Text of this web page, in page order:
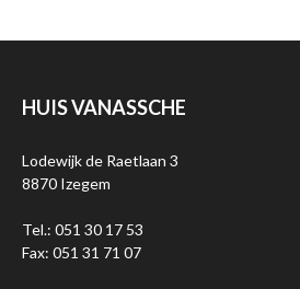
HUIS VANASSCHE
Lodewijk de Raetlaan 3
8870 Izegem
Tel.: 051 30 17 53
Fax: 051 31 71 07